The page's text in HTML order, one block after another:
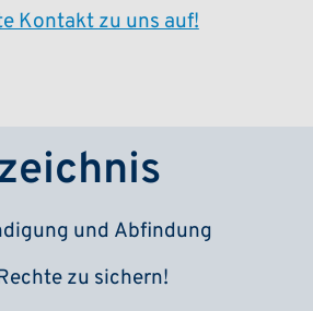
Kontakt zu uns auf!
ausklappen)
und Abfindung
zu sichern!